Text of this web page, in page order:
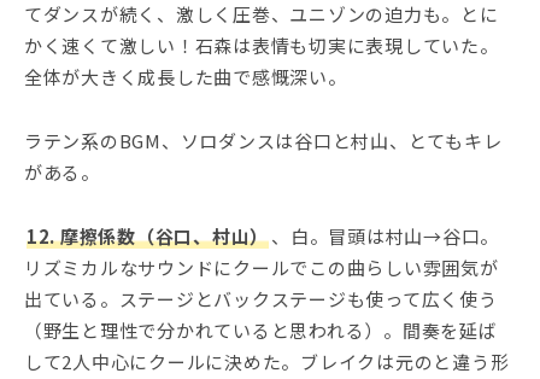
てダンスが続く、激しく圧巻、ユニゾンの迫力も。とに
かく速くて激しい！石森は表情も切実に表現していた。
全体が大きく成長した曲で感慨深い。
ラテン系のBGM、ソロダンスは谷口と村山、とてもキレ
がある。
12. 摩擦係数（谷口、村山）、白。冒頭は村山→谷口。
リズミカルなサウンドにクールでこの曲らしい雰囲気が
出ている。ステージとバックステージも使って広く使う
（野生と理性で分かれていると思われる）。間奏を延ば
して2人中心にクールに決めた。ブレイクは元のと違う形